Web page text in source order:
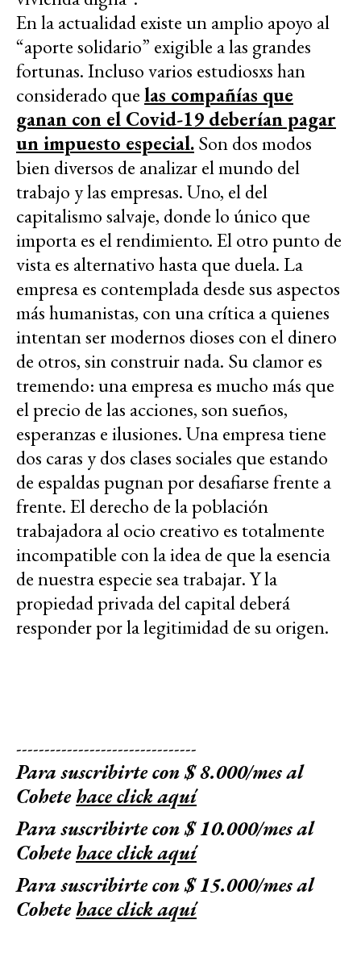
En la actualidad existe un amplio apoyo al
“aporte solidario” exigible a las grandes
fortunas. Incluso varios estudiosxs han
considerado quelas compañías que
ganan con el Covid-19 deberían pagar
un impuesto especial.Son dos modos
bien diversos de analizar el mundo del
trabajo y las empresas. Uno, el del
capitalismo salvaje, donde lo único que
importa es el rendimiento. El otro punto de
vista es alternativo hasta que duela. La
empresa es contemplada desde sus aspectos
más humanistas, con una crítica a quienes
intentan ser modernos dioses con el dinero
de otros, sin construir nada. Su clamor es
tremendo: una empresa es mucho más que
el precio de las acciones, son sueños,
esperanzas e ilusiones. Una empresa tiene
dos caras y dos clases sociales que estando
de espaldas pugnan por desafiarse frente a
frente. El derecho de la población
trabajadora al ocio creativo es totalmente
incompatible con la idea de que la esencia
de nuestra especie sea trabajar. Y la
propiedad privada del capital deberá
responder por la legitimidad de su origen.
--------------------------------
Para suscribirte con $ 8.000/mes al
Cohetehace click aquí
Para suscribirte con $ 10.000/mes al
Cohetehace click aquí
Para suscribirte con $ 15.000/mes al
Cohetehace click aquí